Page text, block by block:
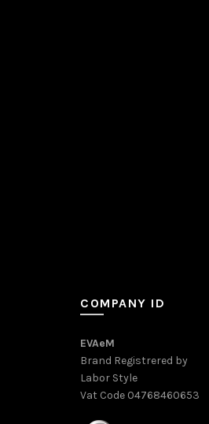
COMPANY ID
EVAeM
Brand Registrered by
Labor Style
Vat Code 04768460653